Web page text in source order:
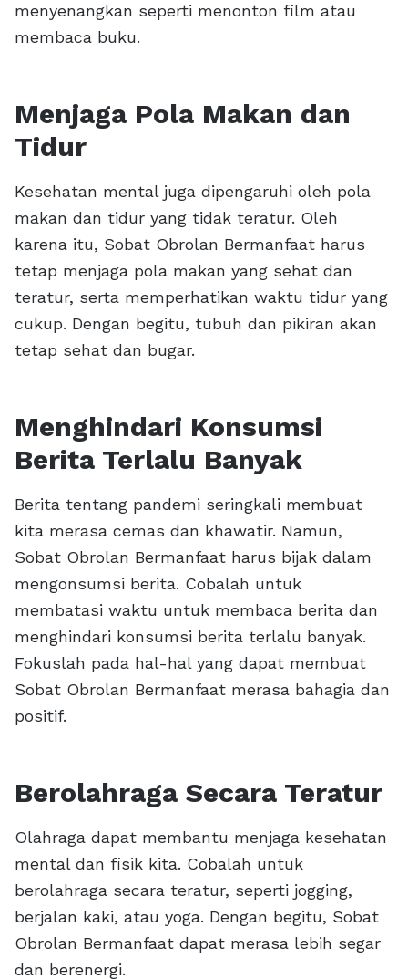
menyenangkan seperti menonton film atau
membaca buku.
Menjaga Pola Makan dan
Tidur
Kesehatan mental juga dipengaruhi oleh pola
makan dan tidur yang tidak teratur. Oleh
karena itu, Sobat Obrolan Bermanfaat harus
tetap menjaga pola makan yang sehat dan
teratur, serta memperhatikan waktu tidur yang
cukup. Dengan begitu, tubuh dan pikiran akan
tetap sehat dan bugar.
Menghindari Konsumsi
Berita Terlalu Banyak
Berita tentang pandemi seringkali membuat
kita merasa cemas dan khawatir. Namun,
Sobat Obrolan Bermanfaat harus bijak dalam
mengonsumsi berita. Cobalah untuk
membatasi waktu untuk membaca berita dan
menghindari konsumsi berita terlalu banyak.
Fokuslah pada hal-hal yang dapat membuat
Sobat Obrolan Bermanfaat merasa bahagia dan
positif.
Berolahraga Secara Teratur
Olahraga dapat membantu menjaga kesehatan
mental dan fisik kita. Cobalah untuk
berolahraga secara teratur, seperti jogging,
berjalan kaki, atau yoga. Dengan begitu, Sobat
Obrolan Bermanfaat dapat merasa lebih segar
dan berenergi.